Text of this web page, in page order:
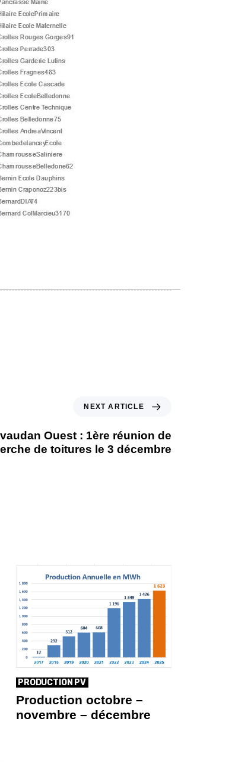
NEXT ARTICLE
Ouest : 1ère réunion de
de toitures le 3 décembre
PRODUCTION PV
Production octobre –
novembre – décembre